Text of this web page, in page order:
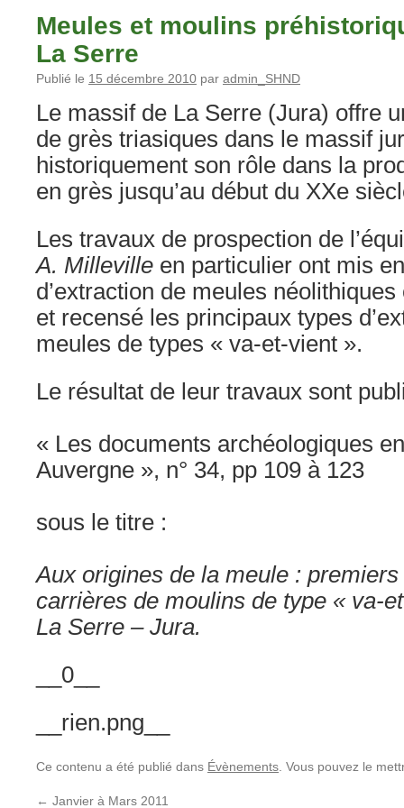
Meules et moulins
La Serre
Publié le 15 décembre 2010 par admin_SHND
Le massif de La Serre (Jura) offre
de grès triasiques dans le massif
historiquement son rôle dans la
en grès jusqu’au début du XXe
Les travaux de prospection de
A. Milleville en particulier ont mis
d’extraction de meules
et recensé les principaux types
meules de types « va-et-vient ».
Le résultat de leur travaux sont
« Les documents archéologiques
Auvergne », n° 34, pp 109 à 123
sous le titre :
Aux origines de la meule :
carrières de moulins de type « va-
La Serre – Jura.
__0__
__rien.png__
Ce contenu a été publié dans Évènements . Vous pouvez le
← Janvier à Mars 2011